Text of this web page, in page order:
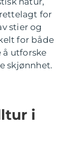
for
stier og
for både
å utforske
skjønnhet.
i